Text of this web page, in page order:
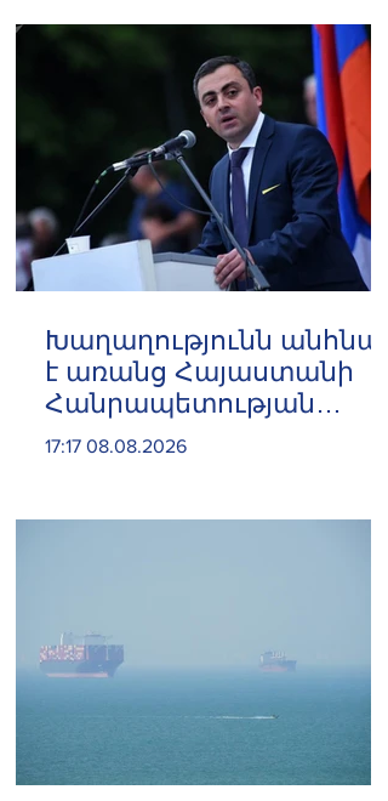
Խաղաղությունն անհնար
է առանց Հայաստանի
Հանրապետության
ինքնիշխան տարածքից
Իշխան Սաղաթելյան
17:17 08.08.2026